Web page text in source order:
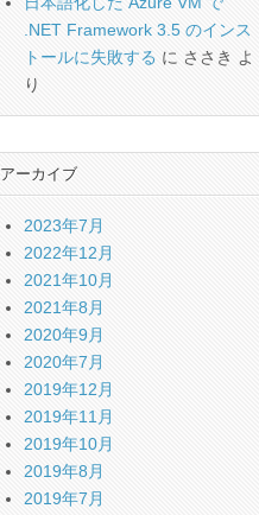
.NET Framework 3.5 のインス
トールに失敗する に ささき よ
り
アーカイブ
2023年7月
2022年12月
2021年10月
2021年8月
2020年9月
2020年7月
2019年12月
2019年11月
2019年10月
2019年8月
2019年7月